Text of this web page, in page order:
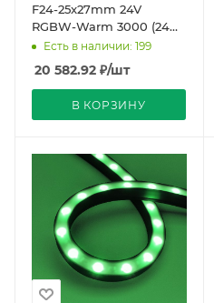
F24-25x27mm 24V
RGBW-Warm 3000 (24
W/m, IP65, 1m, wire x2)
(Arlight, Силикон)
Есть в наличии: 199
20 582.92 ₽/шт
В КОРЗИНУ